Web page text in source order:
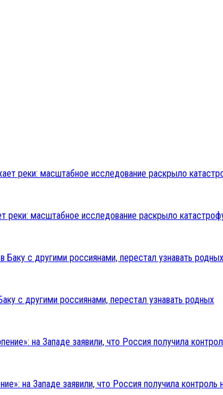
реки: масштабное исследование раскрыло
с другими россиянами, перестал узнавать родных
на Западе заявили, что Россия получила